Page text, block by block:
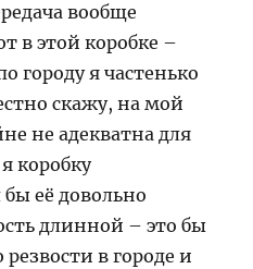
вообще
в этой коробке –
городу я частенько
скажу, на мой
не адекватна для
коробку
бы её довольно
длинной – это бы
в городе и